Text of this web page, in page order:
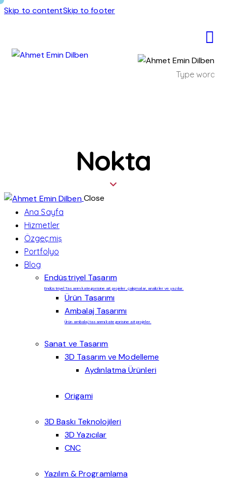
Skip to contentSkip to footer
Nokta
Close
Ana Sayfa
Hizmetler
Özgeçmiş
Portfolyo
Blog
Endüstriyel Tasarım
Endüstriyel Tasarım kategorisine ait projeler, çalışmalar, analizler ve yazılar.
Ürün Tasarımı
Ambalaj Tasarımı
Ürün ambalaj tasarımı kategorisine ait projeler.
Sanat ve Tasarım
3D Tasarım ve Modelleme
Aydınlatma Ürünleri
Origami
3D Baskı Teknolojileri
3D Yazıcılar
CNC
Yazılım & Programlama